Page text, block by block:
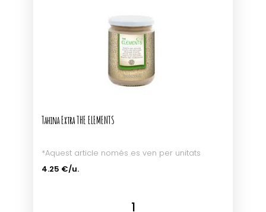
Tahina Extra THE ELEMENTS
*Aquest article només es ven per unitats
4.25 €/u.